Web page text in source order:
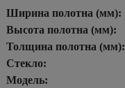
Ширина полотна (мм):
Высота полотна (мм):
Толщина полотна (мм):
Стекло:
Модель: